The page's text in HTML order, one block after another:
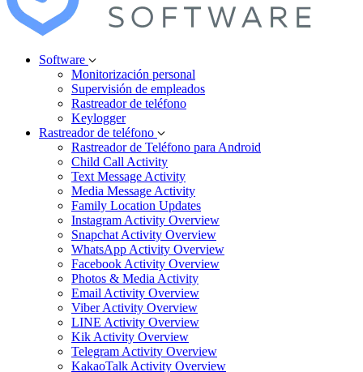
Software
Monitorización personal
Supervisión de empleados
Rastreador de teléfono
Keylogger
Rastreador de teléfono
Rastreador de Teléfono para Android
Child Call Activity
Text Message Activity
Media Message Activity
Family Location Updates
Instagram Activity Overview
Snapchat Activity Overview
WhatsApp Activity Overview
Facebook Activity Overview
Photos & Media Activity
Email Activity Overview
Viber Activity Overview
LINE Activity Overview
Kik Activity Overview
Telegram Activity Overview
KakaoTalk Activity Overview